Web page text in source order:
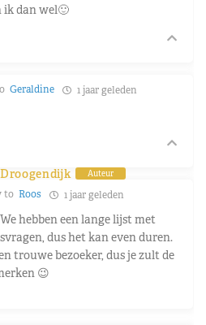
ik dan wel🙂
Geraldine 1 jaar geleden
Auteur
to Roos 1 jaar geleden
hebben een lange lijst met
dus het kan even duren.
trouwe bezoeker, dus je zult de
😉